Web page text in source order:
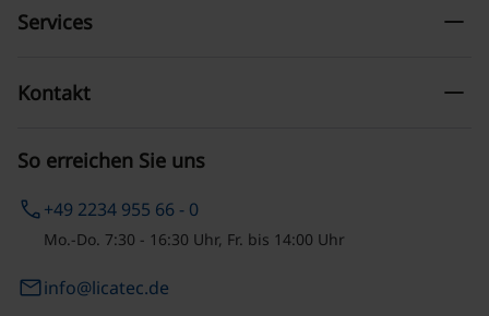
So erreichen Sie uns
phone+49 2234 955 66 - 0
Mo.-Do. 7:30 - 16:30 Uhr, Fr. bis 14:00 Uhr
emailinfo@licatec.de
Services remove
Kontakt remove